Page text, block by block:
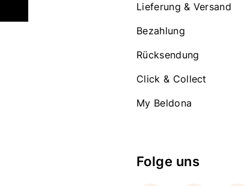
Lieferung & Versand
Bezahlung
Rücksendung
Click & Collect
My Beldona
Folge uns